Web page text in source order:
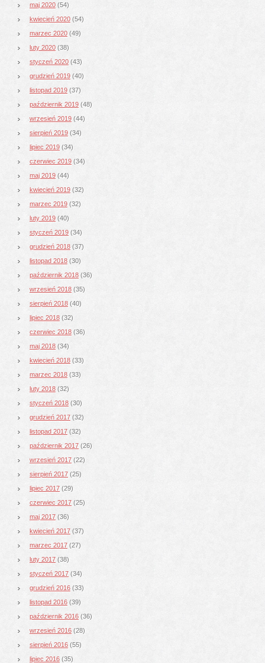
maj 2020 (54)
kwiecień 2020 (54)
marzec 2020 (49)
luty 2020 (38)
styczeń 2020 (43)
grudzień 2019 (40)
listopad 2019 (37)
październik 2019 (48)
wrzesień 2019 (44)
sierpień 2019 (34)
lipiec 2019 (34)
czerwiec 2019 (34)
maj 2019 (44)
kwiecień 2019 (32)
marzec 2019 (32)
luty 2019 (40)
styczeń 2019 (34)
grudzień 2018 (37)
listopad 2018 (30)
październik 2018 (36)
wrzesień 2018 (35)
sierpień 2018 (40)
lipiec 2018 (32)
czerwiec 2018 (36)
maj 2018 (34)
kwiecień 2018 (33)
marzec 2018 (33)
luty 2018 (32)
styczeń 2018 (30)
grudzień 2017 (32)
listopad 2017 (32)
październik 2017 (26)
wrzesień 2017 (22)
sierpień 2017 (25)
lipiec 2017 (29)
czerwiec 2017 (25)
maj 2017 (36)
kwiecień 2017 (37)
marzec 2017 (27)
luty 2017 (38)
styczeń 2017 (34)
grudzień 2016 (33)
listopad 2016 (39)
październik 2016 (36)
wrzesień 2016 (28)
sierpień 2016 (55)
lipiec 2016 (35)